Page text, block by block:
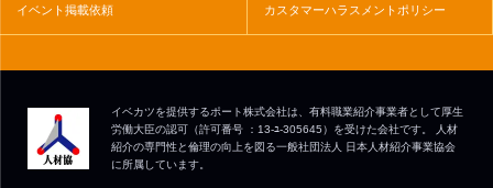
イベント掲載依頼 カスタマーハラスメントポリシー